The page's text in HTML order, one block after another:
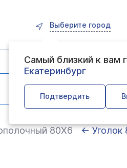
Выберите город
Самый близкий к вам
Екатеринбург
Подтвердить
80Х6
← Уголок